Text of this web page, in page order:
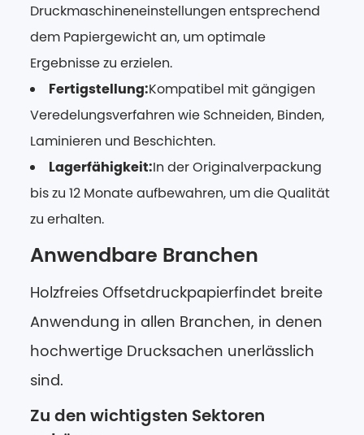
Druckmaschineneinstellungen entsprechend
dem Papiergewicht an, um optimale
Ergebnisse zu erzielen.
Fertigstellung:Kompatibel mit gängigen
Veredelungsverfahren wie Schneiden, Binden,
Laminieren und Beschichten.
Lagerfähigkeit:In der Originalverpackung
bis zu 12 Monate aufbewahren, um die Qualität
zu erhalten.
Anwendbare Branchen
Holzfreies Offsetdruckpapierfindet breite
Anwendung in allen Branchen, in denen
hochwertige Drucksachen unerlässlich
sind.
Zu den wichtigsten Sektoren